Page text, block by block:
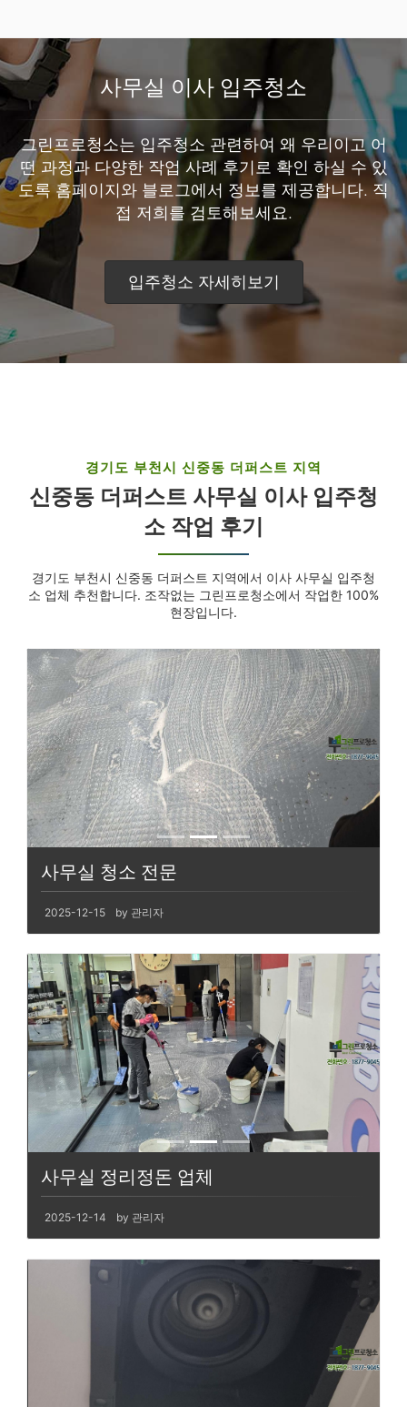
사무실 이사 입주청소
그린프로청소는 입주청소 관련하여 왜 우리이고 어
떤 과정과 다양한 작업 사례 후기로 확인 하실 수 있
도록 홈페이지와 블로그에서 정보를 제공합니다. 직
접 저희를 검토해보세요.
입주청소 자세히보기
경기도 부천시 신중동 더퍼스트 지역
신중동 더퍼스트 사무실 이사 입주청
소 작업 후기
경기도 부천시 신중동 더퍼스트 지역에서 이사 사무실 입주청
소 업체 추천합니다. 조작없는 그린프로청소에서 작업한 100%
현장입니다.
사무실 청소 전문
2025-12-15 by 관리자
사무실 정리정돈 업체
2025-12-14 by 관리자